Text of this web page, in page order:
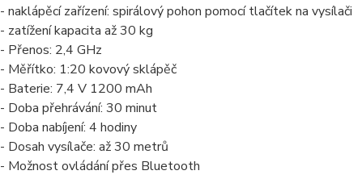
- naklápěcí zařízení: spirálový pohon pomocí tlačítek na vysílači
- zatížení kapacita až 30 kg
- Přenos: 2,4 GHz
- Měřítko: 1:20 kovový sklápěč
- Baterie: 7,4 V 1200 mAh
- Doba přehrávání: 30 minut
- Doba nabíjení: 4 hodiny
- Dosah vysílače: až 30 metrů
- Možnost ovládání přes Bluetooth